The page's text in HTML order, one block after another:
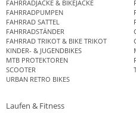
FAHRRADJACKE & BIKEJACKE
FAHRRADPUMPEN
FAHRRAD SATTEL
FAHRRADSTÄNDER
FAHRRAD TRIKOT & BIKE TRIKOT
KINDER- & JUGENDBIKES
MTB PROTEKTOREN
SCOOTER
URBAN RETRO BIKES
Laufen & Fitness